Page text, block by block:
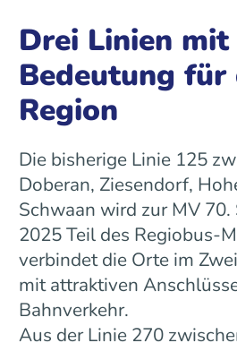
Drei Linien
Bedeutung für
Region
Die bisherige Linie 125
Doberan, Ziesendorf,
Schwaan wird zur MV 70.
2025 Teil des Regiobus-
verbindet die Orte im
mit attraktiven
Bahnverkehr.
Aus der Linie 270